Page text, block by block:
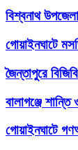
বিশ্বনাথ
গোয়াইনঘাটে
জৈন্তাপুরে
বালাগঞ্জে
গোয়াইনঘাটে